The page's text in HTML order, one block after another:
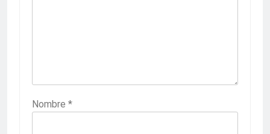
Nombre *